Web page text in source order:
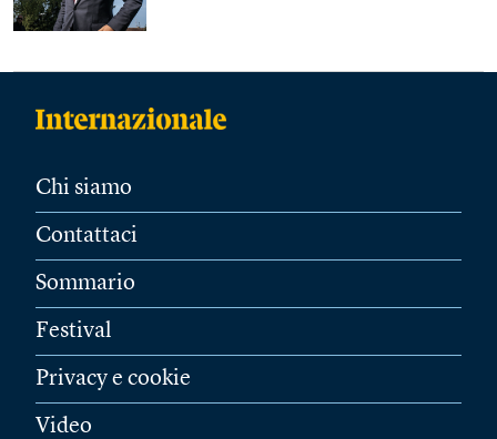
Chi siamo
Contattaci
Sommario
Festival
Privacy e cookie
Video